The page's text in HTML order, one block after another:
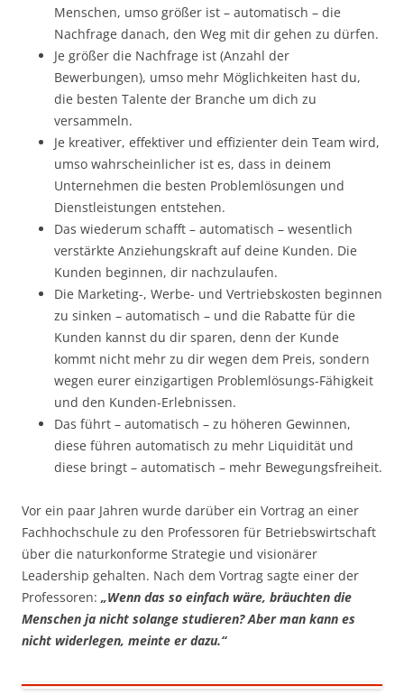
Menschen, umso größer ist – automatisch – die
Nachfrage danach, den Weg mit dir gehen zu dürfen.
Je größer die Nachfrage ist (Anzahl der
Bewerbungen), umso mehr Möglichkeiten hast du,
die besten Talente der Branche um dich zu
versammeln.
Je kreativer, effektiver und effizienter dein Team wird,
umso wahrscheinlicher ist es, dass in deinem
Unternehmen die besten Problemlösungen und
Dienstleistungen entstehen.
Das wiederum schafft – automatisch – wesentlich
verstärkte Anziehungskraft auf deine Kunden. Die
Kunden beginnen, dir nachzulaufen.
Die Marketing-, Werbe- und Vertriebskosten beginnen
zu sinken – automatisch – und die Rabatte für die
Kunden kannst du dir sparen, denn der Kunde
kommt nicht mehr zu dir wegen dem Preis, sondern
wegen eurer einzigartigen Problemlösungs-Fähigkeit
und den Kunden-Erlebnissen.
Das führt – automatisch – zu höheren Gewinnen,
diese führen automatisch zu mehr Liquidität und
diese bringt – automatisch – mehr Bewegungsfreiheit.
Vor ein paar Jahren wurde darüber ein Vortrag an einer
Fachhochschule zu den Professoren für Betriebswirtschaft
über die naturkonforme Strategie und visionärer
Leadership gehalten. Nach dem Vortrag sagte einer der
Professoren: „Wenn das so einfach wäre, bräuchten die
Menschen ja nicht solange studieren? Aber man kann es
nicht widerlegen, meinte er dazu.“